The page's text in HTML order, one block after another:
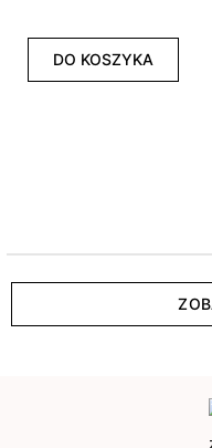
DO KOSZYKA